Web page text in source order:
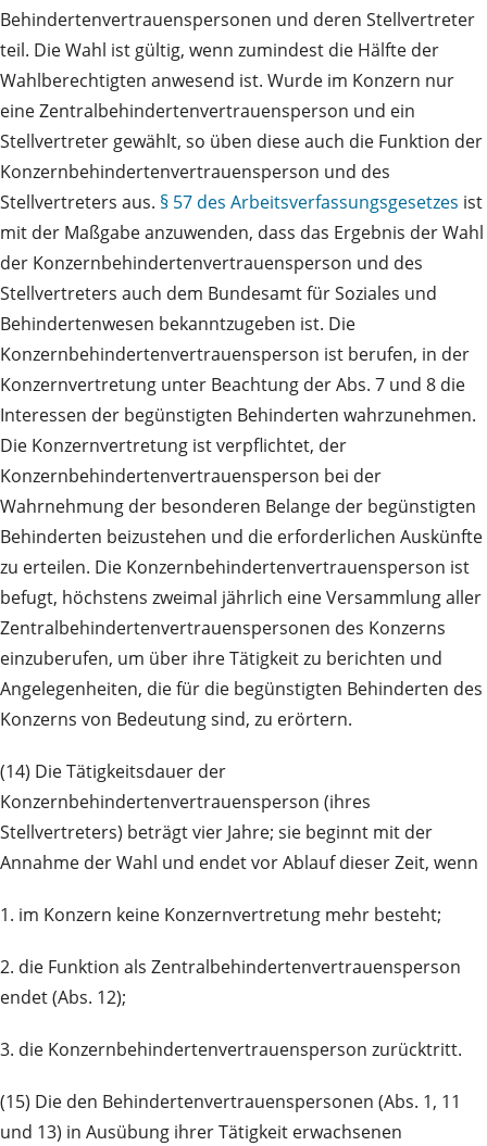
Behindertenvertrauenspersonen und deren Stellvertreter
teil. Die Wahl ist gültig, wenn zumindest die Hälfte der
Wahlberechtigten anwesend ist. Wurde im Konzern nur
eine Zentralbehindertenvertrauensperson und ein
Stellvertreter gewählt, so üben diese auch die Funktion der
Konzernbehindertenvertrauensperson und des
Stellvertreters aus. § 57 des Arbeitsverfassungsgesetzes ist
mit der Maßgabe anzuwenden, dass das Ergebnis der Wahl
der Konzernbehindertenvertrauensperson und des
Stellvertreters auch dem Bundesamt für Soziales und
Behindertenwesen bekanntzugeben ist. Die
Konzernbehindertenvertrauensperson ist berufen, in der
Konzernvertretung unter Beachtung der Abs. 7 und 8 die
Interessen der begünstigten Behinderten wahrzunehmen.
Die Konzernvertretung ist verpflichtet, der
Konzernbehindertenvertrauensperson bei der
Wahrnehmung der besonderen Belange der begünstigten
Behinderten beizustehen und die erforderlichen Auskünfte
zu erteilen. Die Konzernbehindertenvertrauensperson ist
befugt, höchstens zweimal jährlich eine Versammlung aller
Zentralbehindertenvertrauenspersonen des Konzerns
einzuberufen, um über ihre Tätigkeit zu berichten und
Angelegenheiten, die für die begünstigten Behinderten des
Konzerns von Bedeutung sind, zu erörtern.
(14) Die Tätigkeitsdauer der
Konzernbehindertenvertrauensperson (ihres
Stellvertreters) beträgt vier Jahre; sie beginnt mit der
Annahme der Wahl und endet vor Ablauf dieser Zeit, wenn
1. im Konzern keine Konzernvertretung mehr besteht;
2. die Funktion als Zentralbehindertenvertrauensperson
endet (Abs. 12);
3. die Konzernbehindertenvertrauensperson zurücktritt.
(15) Die den Behindertenvertrauenspersonen (Abs. 1, 11
und 13) in Ausübung ihrer Tätigkeit erwachsenen